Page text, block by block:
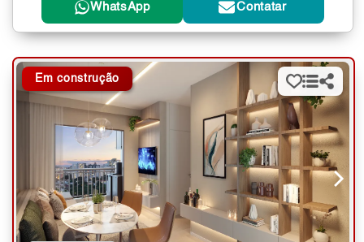
WhatsApp Contatar
Em construção